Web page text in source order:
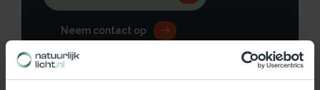
Neem contact op